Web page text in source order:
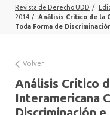
CONTACTO Y SUSCRIPCIÓN
Revista de Derecho UDD /
2014 / Análisis Crítico de la
Toda Forma de
Volver
Análisis Crítico
Interamericana